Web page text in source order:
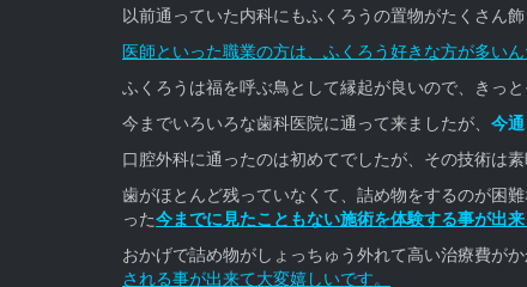
以前通っていた内科にもふくろうの置物がたくさん飾
医師といった職業の方は、ふくろう好きな方が多い
ふくろうは福を呼ぶ鳥として縁起が良いので、きっ
今までいろいろな歯科医院に通って来ましたが、 今
口腔外科に通ったのは初めてでしたが、その技術は素
歯がほとんど残っていなくて、詰め物をするのが困
った今までに見たこともない施術を体験する事が出来
おかげで詰め物がしょっちゅう外れて高い治療費が
される事が出来て大変嬉しいです。